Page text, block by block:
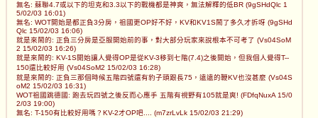
無名: 蘇聯4.7或以下的坦克和3.3以下的戰機都是神爽，無法解釋的低BR (9gSHdQlc 1
5/02/03 16:01)
無名: WOT開始是都正負3分房，祖國更OP好不好，KV和KV1S鬧了多久才拆呀 (9gSHd
Qlc 15/02/03 16:06)
就是來鬧的: 正負三分房是亞服開始前的事，對大部分玩家來說根本不可考了 (Vs04SoM
2 15/02/03 16:26)
就是來鬧的: KV-1S開始讓人覺得OP是從KV-3移到七階(7.4)之後開始，但我個人覺得T--
150還比較好用 (Vs04SoM2 15/02/03 16:28)
就是來鬧的: 正負三那個時候五階四號還有豹子頭跟長75，遠遠的鞭KV也沒甚麼 (Vs04S
oM2 15/02/03 16:31)
WOT祖國跳德國: 跑去玩四號之後反而心應手 五階有視野有105就是爽! (FDfqNuxA 15/0
2/03 19:00)
無名: T-150有比較好用嗎？KV-2才OP吧.... (m7zrLvLk 15/02/03 21:29)